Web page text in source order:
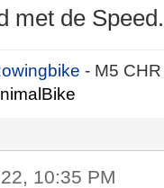
met de Speed.
- M5
10:35 PM